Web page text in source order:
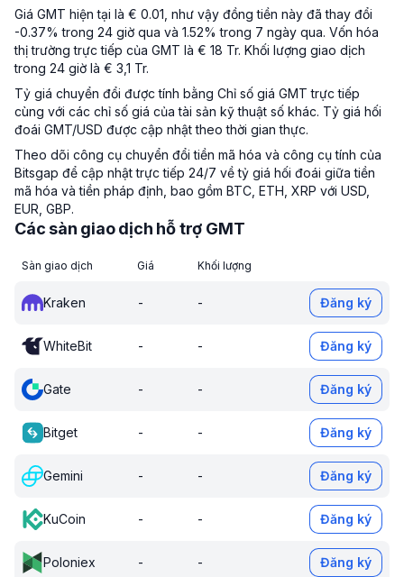
Giá GMT hiện tại là € 0.01, như vậy đồng tiền này đã thay đổi
-0.37% trong 24 giờ qua và 1.52% trong 7 ngày qua. Vốn hóa
thị trường trực tiếp của GMT là € 18 Tr. Khối lượng giao dịch
trong 24 giờ là € 3,1 Tr.
Tỷ giá chuyển đổi được tính bằng Chỉ số giá GMT trực tiếp
cùng với các chỉ số giá của tài sản kỹ thuật số khác. Tỷ giá hối
đoái GMT/USD được cập nhật theo thời gian thực.
Theo dõi công cụ chuyển đổi tiền mã hóa và công cụ tính của
Bitsgap để cập nhật trực tiếp 24/7 về tỷ giá hối đoái giữa tiền
mã hóa và tiền pháp định, bao gồm BTC, ETH, XRP với USD,
EUR, GBP.
Các sàn giao dịch hỗ trợ GMT
Sàn giao dịch Giá Khối lượng
Kraken - - Đăng ký
WhiteBit - - Đăng ký
Gate - - Đăng ký
Bitget - - Đăng ký
Gemini - - Đăng ký
KuCoin - - Đăng ký
Poloniex - - Đăng ký